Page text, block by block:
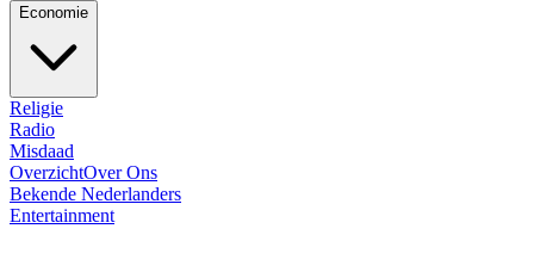
Economie
Religie
Radio
Misdaad
OverzichtOver Ons
Bekende Nederlanders
Entertainment